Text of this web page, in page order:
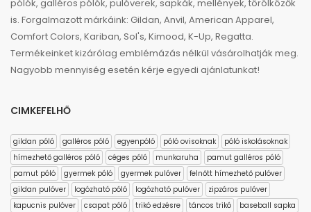
pólók, galléros pólók, pulóverek, sapkák, mellények, törölközők
is. Forgalmazott márkáink: Gildan, Anvil, American Apparel,
Comfort Colors, Kariban, Sol's, Kimood, K-Up, Regatta.
Termékeinket kizárólag emblémázás nélkül vásárolhatják meg.
Nagyobb mennyiség esetén kérje egyedi ajánlatunkat!
CIMKEFELHŐ
gildan póló galléros póló egyenpóló póló ovisoknak
póló iskolásoknak
hímezhető galléros póló
céges póló munkaruha
pamut galléros póló
pamut póló
gyermek póló gyermek pulóver
felnőtt hímezhető pulóver
gildan pulóver
logózható póló logózható pulóver
zipzáros pulóver
kapucnis pulóver
csapat póló trikó edzésre táncos trikó baseball sapka